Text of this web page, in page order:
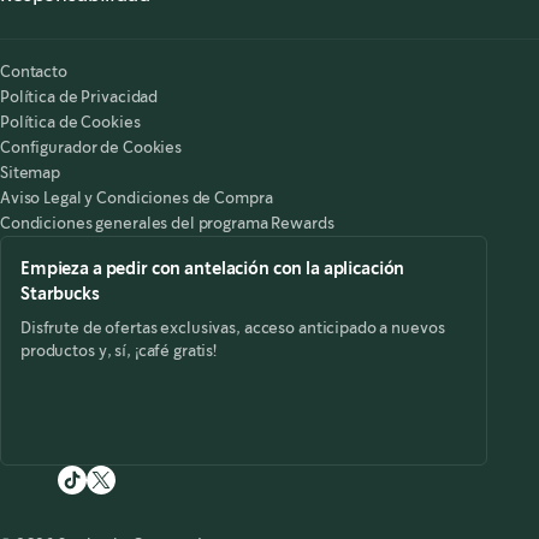
Contacto
Política de Privacidad
Política de Cookies
Configurador de Cookies
Sitemap
Aviso Legal y Condiciones de Compra
Condiciones generales del programa Rewards
Empieza a pedir con antelación con la aplicación
Starbucks
Disfrute de ofertas exclusivas, acceso anticipado a nuevos
productos y, sí, ¡café gratis!